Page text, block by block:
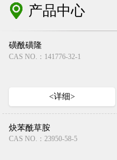
产品中心
磺酰磺隆
CAS NO.：141776-32-1
<详细>
炔苯酰草胺
CAS NO.：23950-58-5